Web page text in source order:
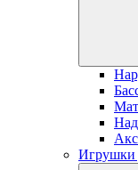
Игрушки